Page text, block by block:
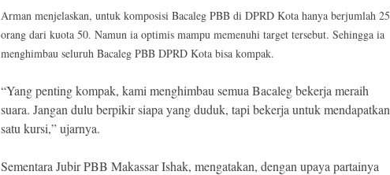
Arman menjelaskan, untuk komposisi Bacaleg PBB di DPRD Kota hanya berjumlah 25
orang dari kuota 50. Namun ia optimis mampu memenuhi target tersebut. Sehingga ia
menghimbau seluruh Bacaleg PBB DPRD Kota bisa kompak.
“Yang penting kompak, kami menghimbau semua Bacaleg bekerja meraih
suara. Jangan dulu berpikir siapa yang duduk, tapi bekerja untuk mendapatkan
satu kursi,” ujarnya.
Sementara Jubir PBB Makassar Ishak, mengatakan, dengan upaya partainya